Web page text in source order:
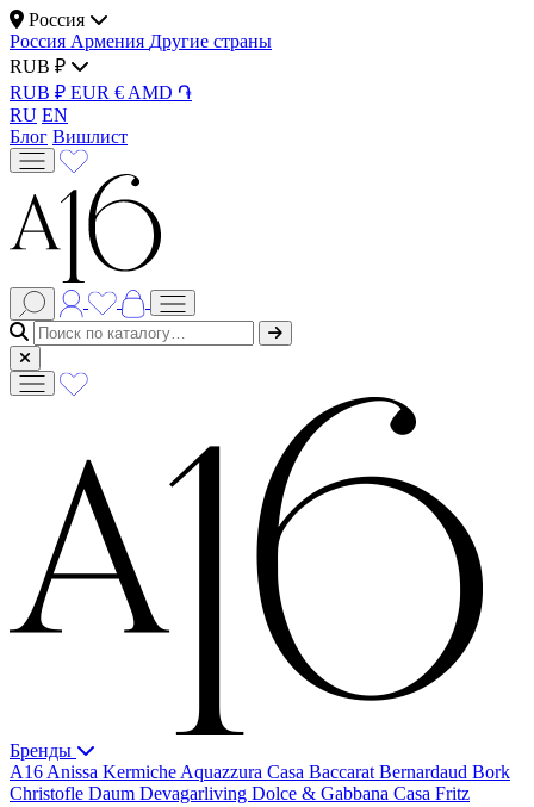
Россия
Россия Армения Другие страны
RUB ₽
RUB ₽ EUR € AMD ֏
RU EN
Блог Вишлист
Бренды
A16 Anissa Kermiche Aquazzura Casa Baccarat Bernardaud Bork
Christofle Daum Devagarliving Dolce & Gabbana Casa Fritz